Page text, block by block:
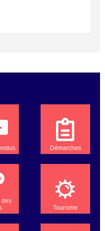
Démarches
des
Tourisme